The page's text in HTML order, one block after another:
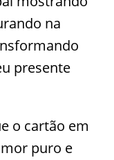
na
presente
o cartão em
puro e